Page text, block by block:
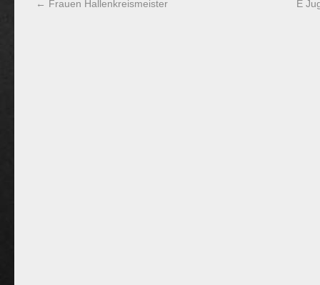
← Frauen Hallenkreismeister E